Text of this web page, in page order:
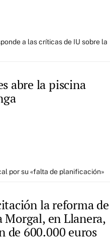
a las críticas de IU sobre la
abre la piscina
por su «falta de planificación»
la reforma de
Morgal, en Llanera,
de 600.000 euros